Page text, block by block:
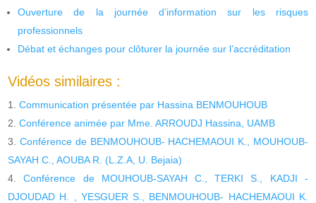
Ouverture de la journée d’information sur les risques
professionnels
Débat et échanges pour clôturer la journée sur l’accréditation
Vidéos similaires :
Communication présentée par Hassina BENMOUHOUB
Conférence animée par Mme. ARROUDJ Hassina, UAMB
Conférence de BENMOUHOUB- HACHEMAOUI K., MOUHOUB-
SAYAH C., AOUBA R. (L.Z.A, U. Bejaia)
Conférence de MOUHOUB-SAYAH C., TERKI S., KADJI -
DJOUDAD H. , YESGUER S., BENMOUHOUB- HACHEMAOUI K.